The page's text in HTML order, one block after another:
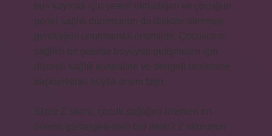
tanı koymak için yeterli olmadığını ve çocuğun
genel sağlık durumunun da dikkate alınması
gerektiğini unutmamak önemlidir. Çocukların
sağlıklı bir şekilde büyüyüp gelişmeleri için
düzenli sağlık kontrolleri ve dengeli beslenme
alışkanlıkları büyük önem taşır.
Sizce Z skoru, çocuk sağlığını izlerken en
önemli göstergelerden biri midir? Z skorunun